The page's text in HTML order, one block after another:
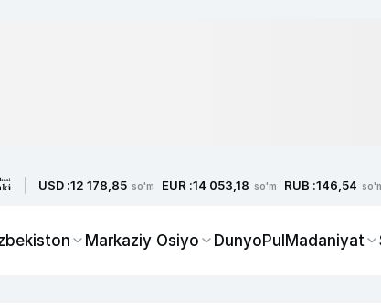
USD :12 178,85 so'm EUR :14 053,18 so'm RUB :146,54
Markaziy Osiyo DunyoPulMadaniyat